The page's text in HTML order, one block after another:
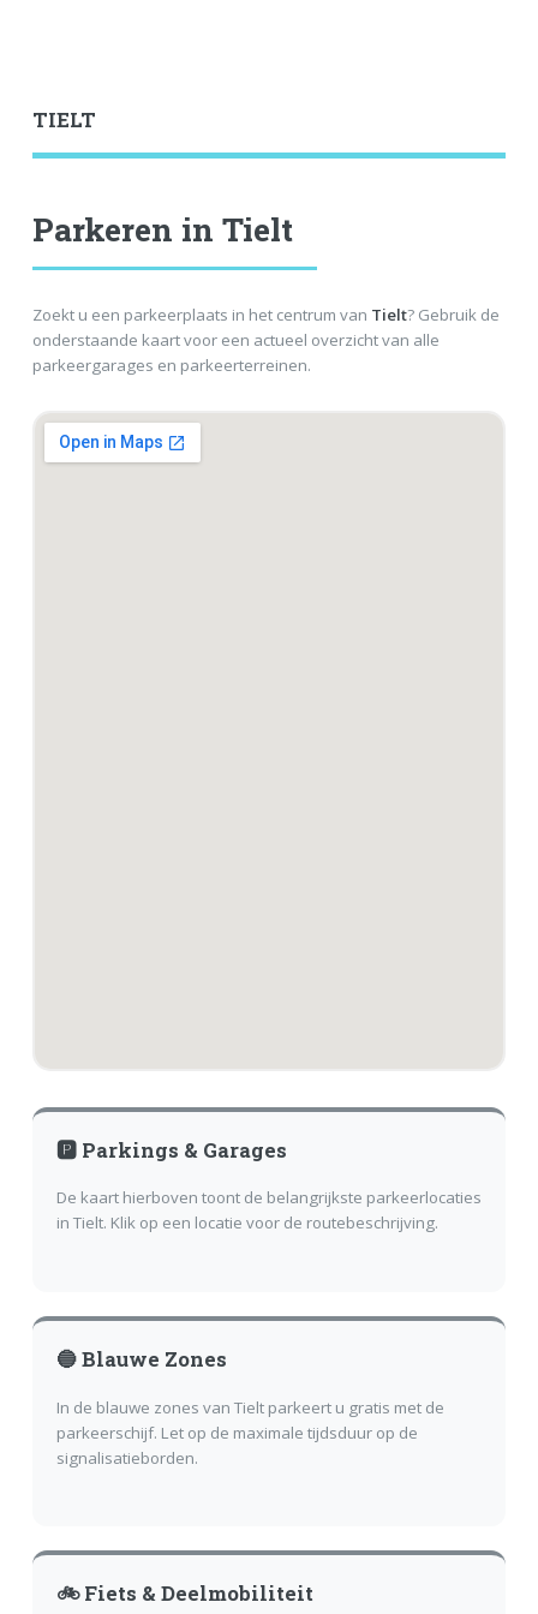
TIELT
Parkeren in Tielt
Zoekt u een parkeerplaats in het centrum van Tielt? Gebruik de
onderstaande kaart voor een actueel overzicht van alle
parkeergarages en parkeerterreinen.
🅿️ Parkings & Garages
De kaart hierboven toont de belangrijkste parkeerlocaties
in Tielt. Klik op een locatie voor de routebeschrijving.
🔵 Blauwe Zones
In de blauwe zones van Tielt parkeert u gratis met de
parkeerschijf. Let op de maximale tijdsduur op de
signalisatieborden.
🚲 Fiets & Deelmobiliteit